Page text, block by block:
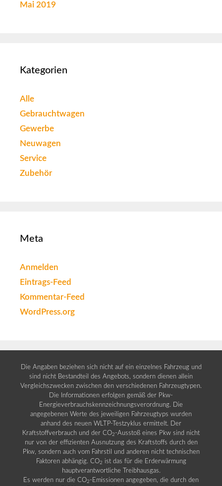
Mai 2019
Kategorien
Alle
Gebrauchtwagen
Gewerbe
Neuwagen
Service
Zubehör
Meta
Anmelden
Eintrags-Feed
Kommentar-Feed
WordPress.org
Die Angaben beziehen sich nicht auf ein einzelnes Fahrzeug und
sind nicht Bestandteil des Angebots, sondern dienen allein
Vergleichszwecken zwischen den verschiedenen Fahrzeugtypen.
Die Informationen erfolgen gemäß der Pkw-
Energieverbrauchskennzeichnungsverordnung. Die
angegebenen Werte des jeweiligen Fahrzeugtyps wurden
anhand des neuen WLTP-Testzyklus ermittelt. Der
Kraftstoffverbrauch und der CO2 -Ausstoß eines Pkw sind nicht
nur von der effizienten Ausnutzung des Kraftstoffs durch den
Pkw, sondern auch vom Fahrstil und anderen nicht technischen
Faktoren abhängig. CO2 ist das für die Erderwärmung
hauptverantwortliche Treibhausgas.
Es werden nur die CO2 -Emissionen angegeben, die durch den